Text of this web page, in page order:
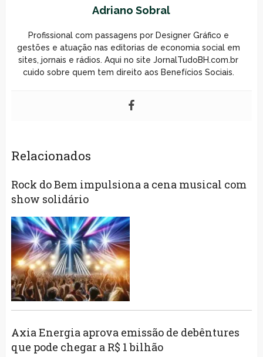
Adriano Sobral
Profissional com passagens por Designer Gráfico e
gestões e atuação nas editorias de economia social em
sites, jornais e rádios. Aqui no site JornalTudoBH.com.br
cuido sobre quem tem direito aos Benefícios Sociais.
Relacionados
Rock do Bem impulsiona a cena musical com
show solidário
Axia Energia aprova emissão de debêntures
que pode chegar a R$ 1 bilhão